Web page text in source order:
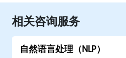
相关咨询服务
自然语言处理（NLP）